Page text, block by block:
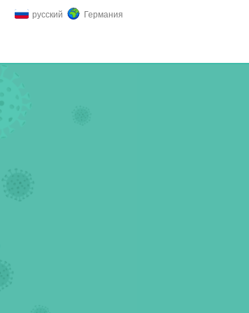
русский Германия